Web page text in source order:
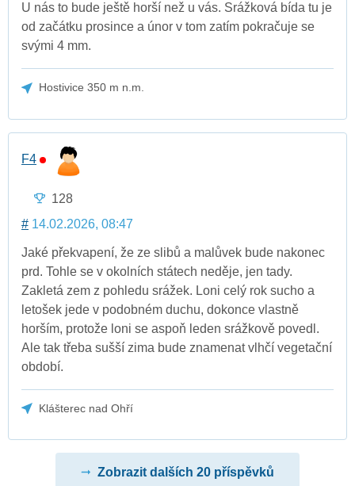
U nás to bude ještě horší než u vás. Srážková bída tu je
od začátku prosince a únor v tom zatím pokračuje se
svými 4 mm.
Hostivice 350 m n.m.
F4
128
# 14.02.2026, 08:47
Jaké překvapení, že ze slibů a malůvek bude nakonec
prd. Tohle se v okolních státech neděje, jen tady.
Zakletá zem z pohledu srážek. Loni celý rok sucho a
letošek jede v podobném duchu, dokonce vlastně
horším, protože loni se aspoň leden srážkově povedl.
Ale tak třeba sušší zima bude znamenat vlhčí vegetační
období.
Klášterec nad Ohří
Zobrazit dalších 20 příspěvků